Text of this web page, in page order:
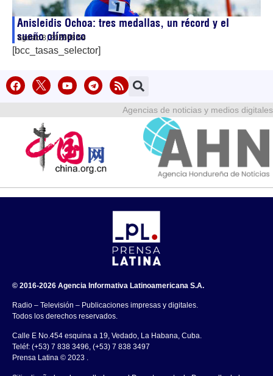
Anisleidis Ochoa: tres medallas, un récord y el
sueño olímpico
agosto 8, 202608:54
[bcc_tasas_selector]
Agencias de noticias y medios digitales
© 2016-2026 Agencia Informativa Latinoamericana S.A.
Radio – Televisión – Publicaciones impresas y digitales.
Todos los derechos reservados.
Calle E No.454 esquina a 19, Vedado, La Habana, Cuba.
Teléf: (+53) 7 838 3496, (+53) 7 838 3497
Prensa Latina © 2023 .